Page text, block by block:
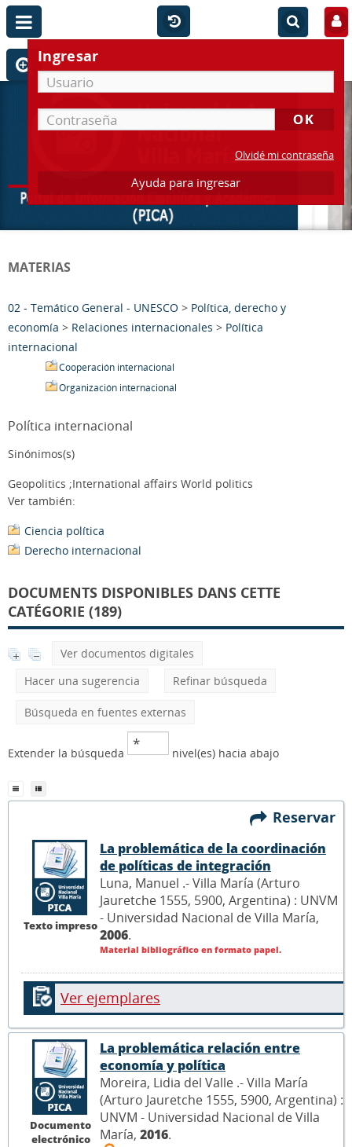
Ingresar
Olvidé mi contraseña
Ayuda para ingresar
MATERIAS
02 - Temático General - UNESCO > Política, derecho y
economía > Relaciones internacionales > Política
internacional
Cooperación internacional
Organización internacional
Política internacional
Sinónimos(s)
Geopolitics ;International affairs World politics
Ver también:
Ciencia política
Derecho internacional
DOCUMENTS DISPONIBLES DANS CETTE
CATÉGORIE (189)
Ver documentos digitales
Hacer una sugerencia
Refinar búsqueda
Búsqueda en fuentes externas
Extender la búsqueda nivel(es) hacia abajo
Reservar
Texto impreso
La problemática de la coordinación
de políticas de integración
Luna, Manuel .- Villa María (Arturo
Jauretche 1555, 5900, Argentina) : UNVM
- Universidad Nacional de Villa María,
2006.
Material bibliográfico en formato papel.
Ver ejemplares
Documento
electrónico
La problemática relación entre
economía y política
Moreira, Lidia del Valle .- Villa María
(Arturo Jauretche 1555, 5900, Argentina) :
UNVM - Universidad Nacional de Villa
María, 2016.